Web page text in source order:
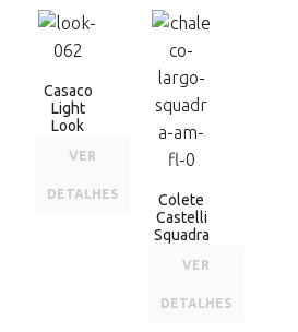
Casaco
Light
Look
VER
DETALHES
Colete
Castelli
Squadra
VER
DETALHES